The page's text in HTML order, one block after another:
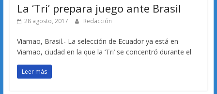
La ‘Tri’ prepara juego ante Brasil
28 agosto, 2017 Redacción
Viamao, Brasil.- La selección de Ecuador ya está en
Viamao, ciudad en la que la ‘Tri’ se concentró durante el
Leer más